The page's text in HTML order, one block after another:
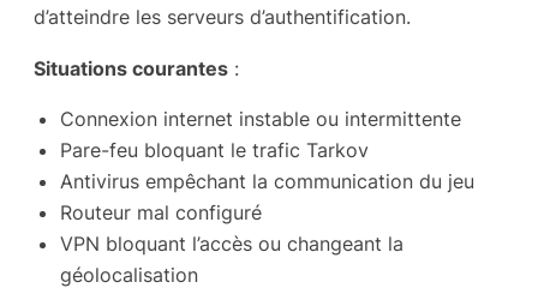
d’atteindre les serveurs d’authentification.
Situations courantes :
Connexion internet instable ou intermittente
Pare-feu bloquant le trafic Tarkov
Antivirus empêchant la communication du jeu
Routeur mal configuré
VPN bloquant l’accès ou changeant la
géolocalisation